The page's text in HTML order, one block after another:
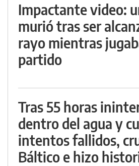
Impactante video:
murió tras ser
rayo mientras
partido
Tras 55 horas
dentro del agua y
intentos fallidos,
Báltico e hizo